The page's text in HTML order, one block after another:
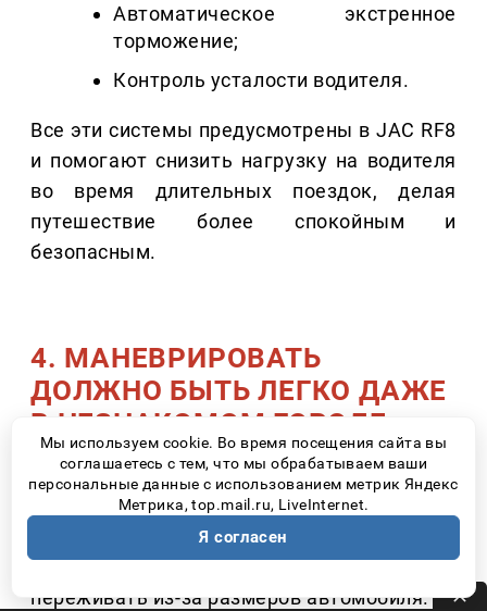
Автоматическое экстренное
торможение;
Контроль усталости водителя.
Все эти системы предусмотрены в JAC RF8
и помогают снизить нагрузку на водителя
во время длительных поездок, делая
путешествие более спокойным и
безопасным.
4. МАНЕВРИРОВАТЬ
ДОЛЖНО БЫТЬ ЛЕГКО ДАЖЕ
В НЕЗНАКОМОМ ГОРОДЕ
Практически любое большое путешествие
заканчивается поиском парковки. Узкие
улицы, гостиничные дворы, туристические
центры – именно здесь многие начинают
переживать из-за размеров автомобиля.
Мы используем cookie. Во время посещения сайта вы
соглашаетесь с тем, что мы обрабатываем ваши
персональные данные с использованием метрик Яндекс
Метрика, top.mail.ru, LiveInternet.
Я согласен